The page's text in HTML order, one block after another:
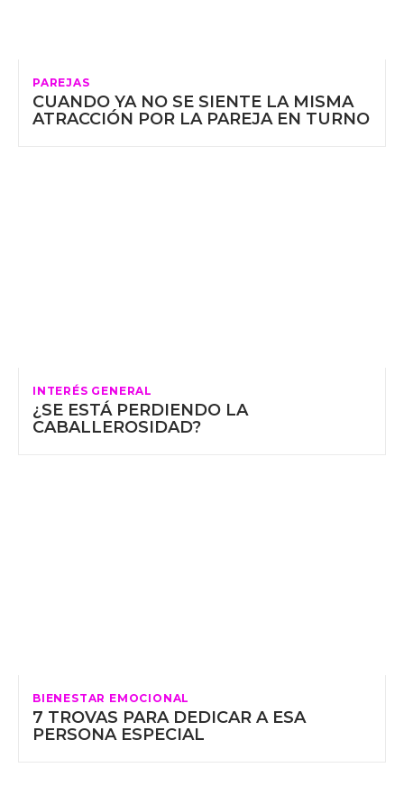
PAREJAS
CUANDO YA NO SE SIENTE LA MISMA
ATRACCIÓN POR LA PAREJA EN TURNO
INTERÉS GENERAL
¿SE ESTÁ PERDIENDO LA
CABALLEROSIDAD?
BIENESTAR EMOCIONAL
7 TROVAS PARA DEDICAR A ESA
PERSONA ESPECIAL